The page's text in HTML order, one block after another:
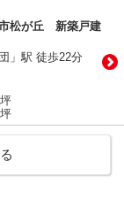
市松が丘 新築戸建
」駅 徒歩22分